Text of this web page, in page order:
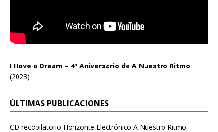
I Have a Dream – 4º Aniversario de A Nuestro Ritmo
(2023)
ÚLTIMAS PUBLICACIONES
CD recopilatorio Horizonte Electrónico A Nuestro Ritmo